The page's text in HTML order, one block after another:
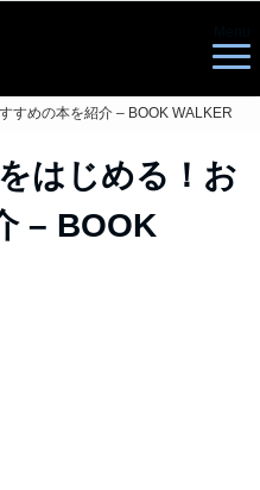
すめの本を紹介 – BOOK WALKER
はじめる！お
– BOOK